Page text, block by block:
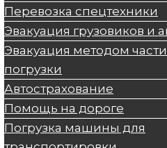
Перевозка спецтехники
Эвакуация грузовиков и
Эвакуация методом
погрузки
Автострахование
Помощь на дороге
Погрузка машины для